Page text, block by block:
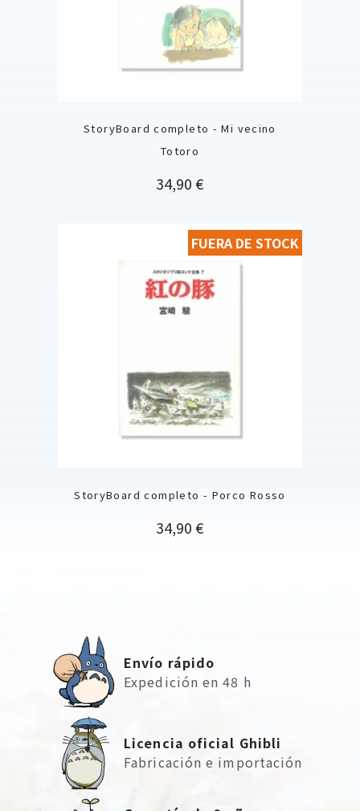
StoryBoard completo - Mi vecino
Totoro
Precio
34,90 €
StoryBoard completo - Porco Rosso
Precio
34,90 €
FUERA DE STOCK
Envío rápido
Expedición en 48 h
Licencia oficial Ghibli
Fabricación e importación